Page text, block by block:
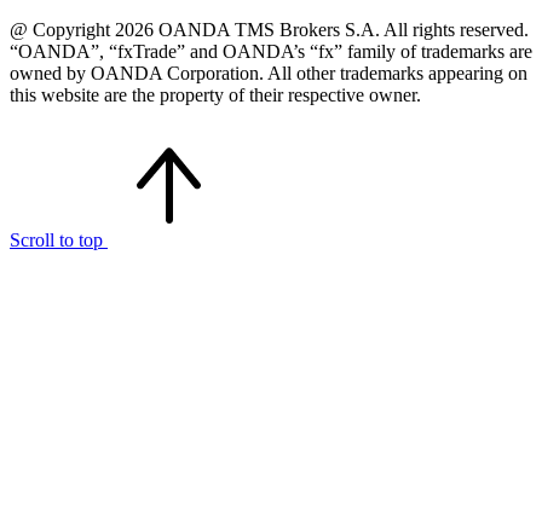
@ Copyright 2026 OANDA TMS Brokers S.A. All rights reserved.
“OANDA”, “fxTrade” and OANDA’s “fx” family of trademarks are
owned by OANDA Corporation. All other trademarks appearing on
this website are the property of their respective owner.
Scroll to top